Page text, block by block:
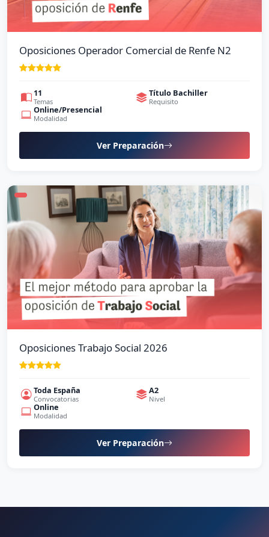
Oposiciones Operador Comercial de Renfe N2
11
Temas
Título Bachiller
Requisito
Online/Presencial
Modalidad
Ver Preparación
Oposiciones Trabajo Social 2026
Toda España
Convocatorias
A2
Nivel
Online
Modalidad
Ver Preparación